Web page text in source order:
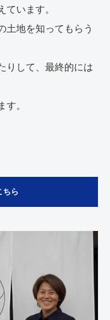
ています。
土地を知ってもらう
りして、最終的には
。
ちら